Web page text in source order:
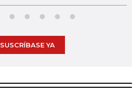
SUSCRÍBASE YA